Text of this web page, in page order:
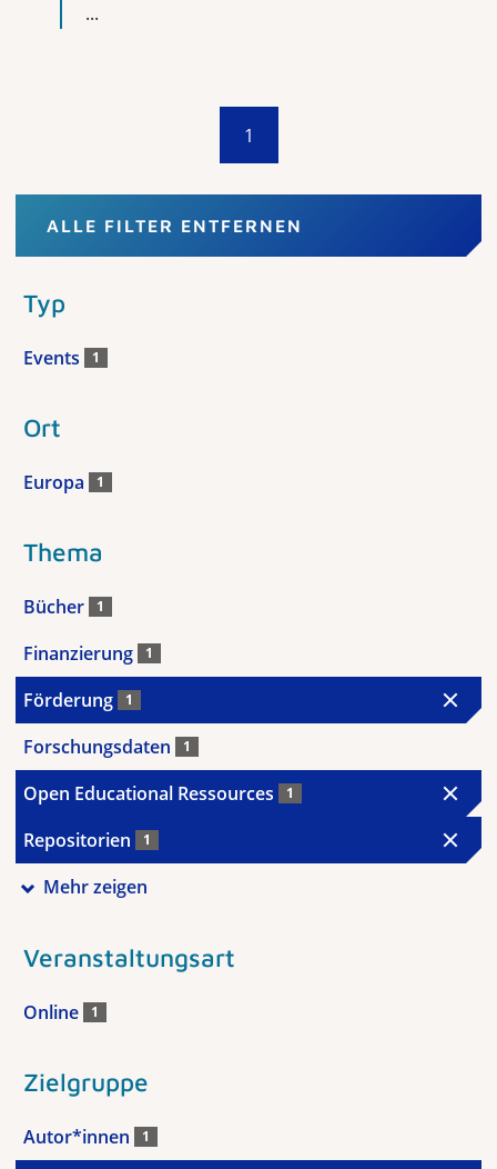
...
1
ALLE FILTER ENTFERNEN
Typ
Events 1
Ort
Europa 1
Thema
Bücher 1
Finanzierung 1
Förderung 1
Forschungsdaten 1
Open Educational Ressources 1
Repositorien 1
Mehr zeigen
Veranstaltungsart
Online 1
Zielgruppe
Autor*innen 1